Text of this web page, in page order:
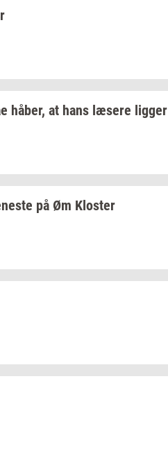
håber, at hans læ­se­re lig­ger
på Øm Klo­ster